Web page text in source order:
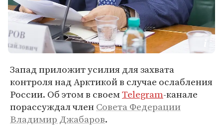
Запад приложит усилия для захвата
контроля над Арктикой в случае ослабления
России. Об этом в своемTelegram-канале
порассуждал членСовета Федерации
Владимир Джабаров.